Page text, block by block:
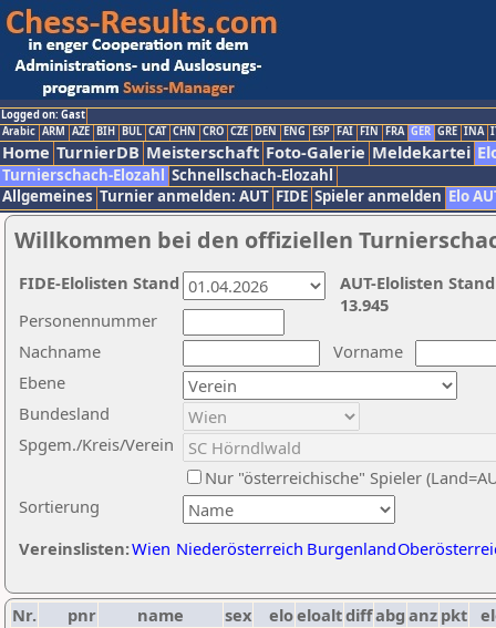
Logged on: Gast
Arabic ARM AZE BIH BUL CAT CHN CRO CZE DEN ENG ESP FAI FIN FRA GER GRE INA
Home TurnierDB Meisterschaft Foto-Galerie Meldekartei
Turnierschach-Elozahl Schnellschach-Elozahl
Allgemeines Turnier anmelden: AUT FIDE Spieler anmelden Elo
Willkommen bei den offiziellen
Nachname
Vorname
Ebene
Sortierung
Personennummer
Bundesland
Spgem./Kreis/Verein
Nur "österreichische" Spieler
Vereinslisten:Wien Niederösterreich Burgenland
AUT-Elolisten
13.945
FIDE-Elolisten Stand
Nr. pnr name sex eloeloaltdiffabg anz pkt